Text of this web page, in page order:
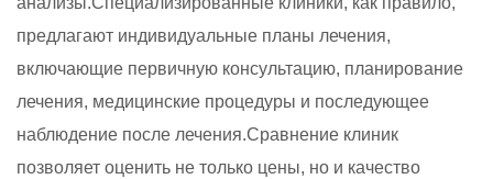
предлагают индивидуальные планы лечения,
включающие первичную консультацию, планирование
лечения, медицинские процедуры и последующее
наблюдение после лечения.Сравнение клиник
позволяет оценить не только цены, но и качество